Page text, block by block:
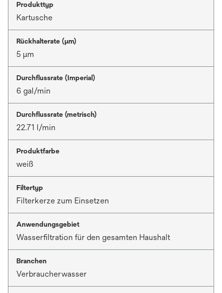
Produkttyp
Kartusche
Rückhalterate (µm)
5 μm
Durchflussrate (Imperial)
6 gal/min
Durchflussrate (metrisch)
22.71 l/min
Produktfarbe
weiß
Filtertyp
Filterkerze zum Einsetzen
Anwendungsgebiet
Wasserfiltration für den gesamten Haushalt
Branchen
Verbraucherwasser